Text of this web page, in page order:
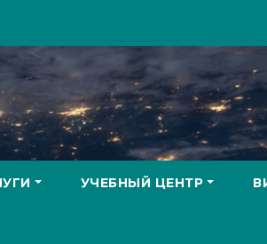
УЧЕБНЫЙ ЦЕНТР